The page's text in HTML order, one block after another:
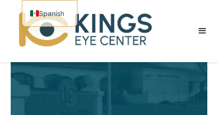
Spanish
English